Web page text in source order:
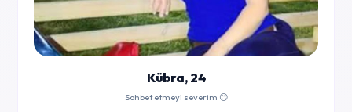
Kübra, 24
Sohbet etmeyi severim 😊